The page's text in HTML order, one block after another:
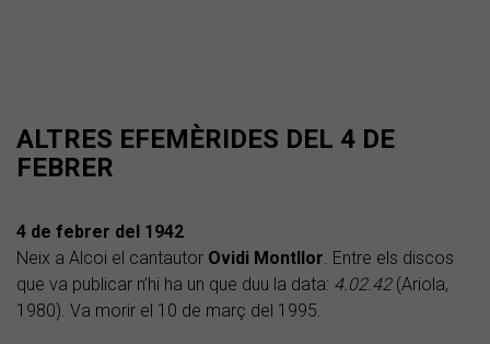
ALTRES EFEMÈRIDES DEL 4 DE
FEBRER
4 de febrer del 1942
Neix a Alcoi el cantautor Ovidi Montllor. Entre els discos
que va publicar n’hi ha un que duu la data: 4.02.42(Ariola,
1980). Va morir el 10 de març del 1995.